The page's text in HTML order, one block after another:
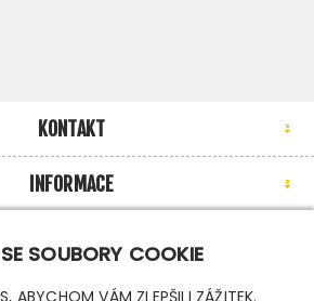
KONTAKT
INFORMACE
NEWSLETTER
SOUBORY COOKIE
ABYCHOM VÁM ZLEPŠILI ZÁŽITEK.